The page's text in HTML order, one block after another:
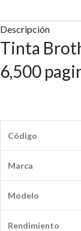
Descripción
Tinta
6,500
Código
Marca
Modelo
Rendimiento